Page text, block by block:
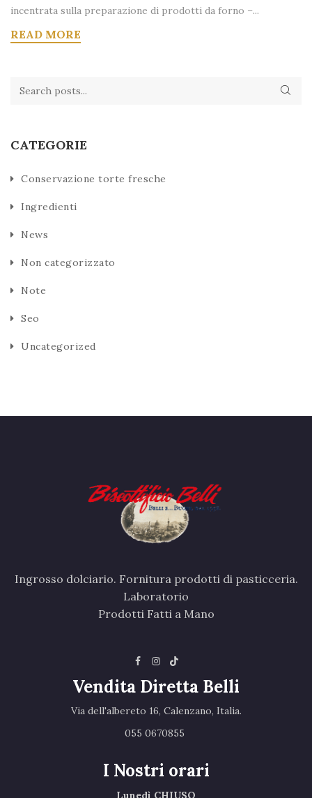
incentrata sulla preparazione di prodotti da forno –...
READ MORE
CATEGORIE
Conservazione torte fresche
Ingredienti
News
Non categorizzato
Note
Seo
Uncategorized
Ingrosso dolciario. Fornitura prodotti di pasticceria.
Laboratorio
Prodotti Fatti a Mano
Vendita Diretta Belli
Via dell'albereto 16, Calenzano, Italia.‎
055 0670855 ‎
I Nostri orari
Lunedì CHIUSO